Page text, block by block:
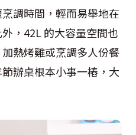
調時間，輕而易舉地在
，42L 的大容量空間也
熱烤雞或烹調多人份餐
辦桌根本小事一樁，大